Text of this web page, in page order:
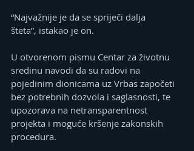
“Najvažnije je da se spriječi dalja
šteta”, istakao je on.
U otvorenom pismu Centar za životnu
sredinu navodi da su radovi na
pojedinim dionicama uz Vrbas započeti
bez potrebnih dozvola i saglasnosti, te
upozorava na netransparentnost
projekta i moguće kršenje zakonskih
procedura.